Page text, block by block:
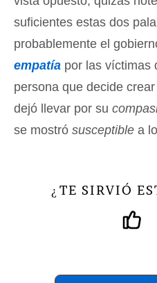
suficientes estas dos
probablemente el
empatía por las víctimas
persona que decide
dejó llevar por su
se mostró susceptible a
¿ TE SIRVIÓ